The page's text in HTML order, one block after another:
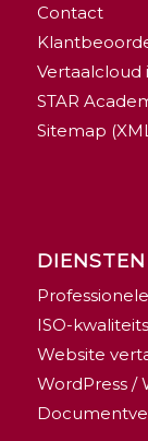
Contact
Vertaalcloud
STAR
Sitemap
DIENSTEN
ISO-
Website
WordPress /